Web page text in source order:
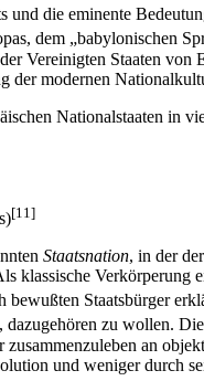
die eminente
dem „babylonischen
Vereinigten Staaten
modernen
Nationalstaaten in
[11]
Staatsnation, in der
klassische
Staatsbürger
zu wollen.
an
und weniger durch